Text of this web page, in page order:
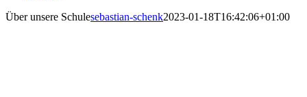
Über unsere Schulesebastian-schenk2023-01-18T16:42:06+01:00